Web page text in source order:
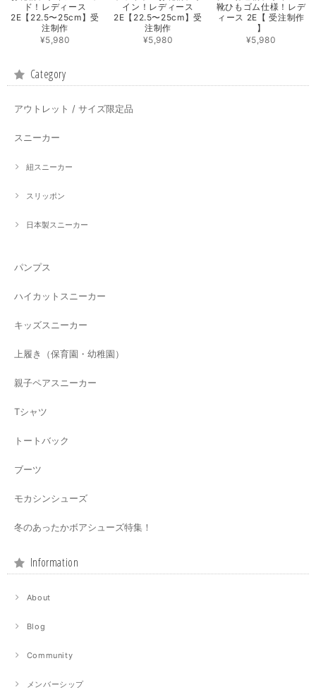
ド！レディース
2E【22.5〜25cm】受
注制作
¥5,980
イン！レディース
2E【22.5〜25cm】受
注制作
¥5,980
靴ひもゴム仕様！レデ
ィース 2E【 受注制作
】
¥5,980
Category
アウトレット / サイズ限定品
スニーカー
紐スニーカー
スリッポン
日本製スニーカー
パンプス
ハイカットスニーカー
キッズスニーカー
上履き（保育園・幼稚園）
親子ペアスニーカー
Tシャツ
トートバック
ブーツ
モカシンシューズ
冬のあったかボアシューズ特集！
Information
About
Blog
Community
メンバーシップ